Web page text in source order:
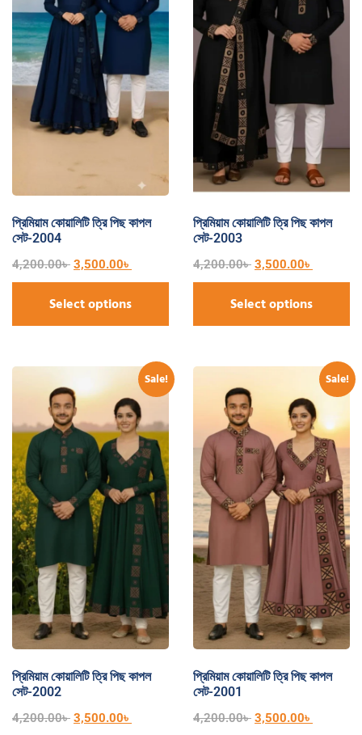
প্রিমিয়াম কোয়ালিটি ত্রি পিছ কাপল
সেট-2004
4,200.00৳ 3,500.00৳
Select options
প্রিমিয়াম কোয়ালিটি ত্রি পিছ কাপল
সেট-2003
4,200.00৳ 3,500.00৳
Select options
Sale!
প্রিমিয়াম কোয়ালিটি ত্রি পিছ কাপল
সেট-2002
4,200.00৳ 3,500.00৳
Sale!
প্রিমিয়াম কোয়ালিটি ত্রি পিছ কাপল
সেট-2001
4,200.00৳ 3,500.00৳